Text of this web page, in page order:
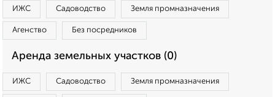
ИЖС Садоводство Земля промназначения
Агенство Без посредников
Аренда земельных участков (0)
ИЖС Садоводство Земля промназначения